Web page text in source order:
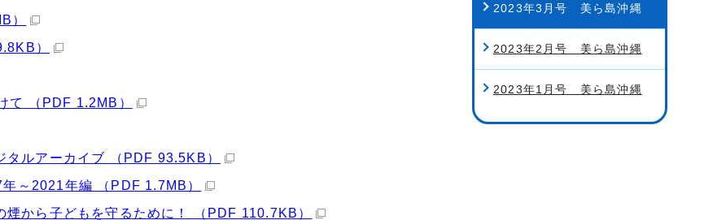
）
）
て （PDF 1.2MB）
ルアーカイブ （PDF 93.5KB）
～2021年編 （PDF 1.7MB）
から子どもを守るために！ （PDF 110.7KB）
2023年3月号 美ら島沖縄
2023年2月号 美ら島沖縄
2023年1月号 美ら島沖縄